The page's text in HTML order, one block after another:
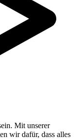
Mit unserer
wir dafür, dass alles